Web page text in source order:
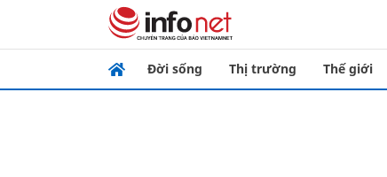
Đời sống Thị trường Thế giới